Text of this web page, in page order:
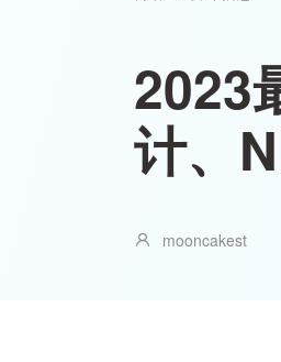
2023
计、
mooncakest